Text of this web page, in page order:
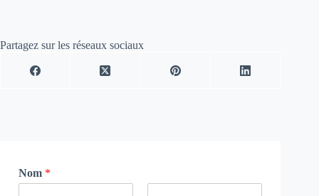
Partagez sur les réseaux sociaux
Nom *